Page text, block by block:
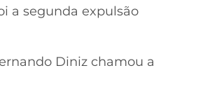
a segunda expulsão
Diniz chamou a